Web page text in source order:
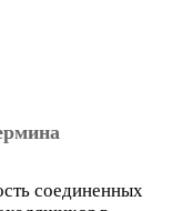
соединенных